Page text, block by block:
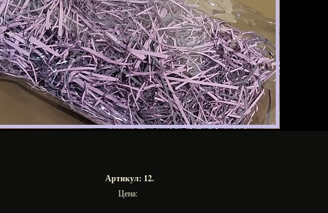
Артикул: 12.
Цена: